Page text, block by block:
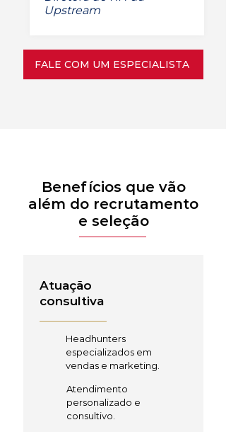
Upstream
FALE COM UM ESPECIALISTA
Benefícios que vão
além do recrutamento
e seleção
Atuação
consultiva
Headhunters
especializados em
vendas e marketing.
Atendimento
personalizado e
consultivo.